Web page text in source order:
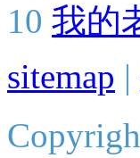
10 我的
sitemap |